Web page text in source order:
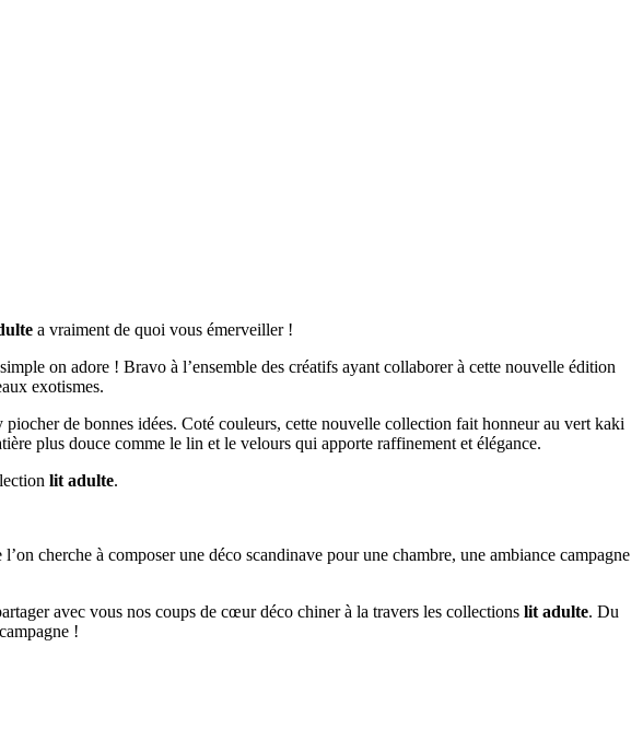
a vraiment de quoi vous émerveiller !
on adore ! Bravo à l’ensemble des créatifs ayant collaborer à cette nouvelle édition
exotismes.
de bonnes idées. Coté couleurs, cette nouvelle collection fait honneur au vert kaki
plus douce comme le lin et le velours qui apporte raffinement et élégance.
lit adulte.
cherche à composer une déco scandinave pour une chambre, une ambiance campagne
avec vous nos coups de cœur déco chiner à la travers les collections lit adulte. Du
!